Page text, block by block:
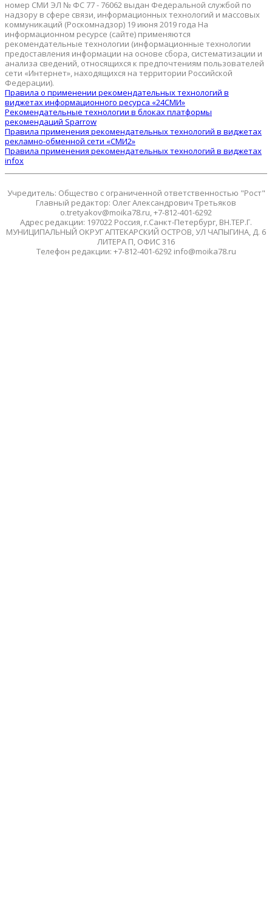
номер СМИ ЭЛ № ФС 77 - 76062 выдан Федеральной службой по
надзору в сфере связи, информационных технологий и массовых
коммуникаций (Роскомнадзор) 19 июня 2019 года На
информационном ресурсе (сайте) применяются
рекомендательные технологии (информационные технологии
предоставления информации на основе сбора, систематизации и
анализа сведений, относящихся к предпочтениям пользователей
сети «Интернет», находящихся на территории Российской
Федерации).
Правила о применении рекомендательных технологий в
виджетах информационного ресурса «24СМИ»
Рекомендательные технологии в блоках платформы
рекомендаций Sparrow
Правила применения рекомендательных технологий в виджетах
рекламно-обменной сети «СМИ2»
Правила применения рекомендательных технологий в виджетах
infox
Учредитель: Общество с ограниченной ответственностью "Рост"
Главный редактор: Олег Александрович Третьяков
o.tretyakov@moika78.ru, +7-812-401-6292
Адрес редакции: 197022 Россия, г.Санкт-Петербург, ВН.ТЕР.Г.
МУНИЦИПАЛЬНЫЙ ОКРУГ АПТЕКАРСКИЙ ОСТРОВ, УЛ ЧАПЫГИНА, Д. 6
ЛИТЕРА П, ОФИС 316
Телефон редакции: +7-812-401-6292 info@moika78.ru